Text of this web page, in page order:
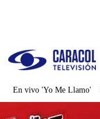
En vivo 'Yo Me Llamo'